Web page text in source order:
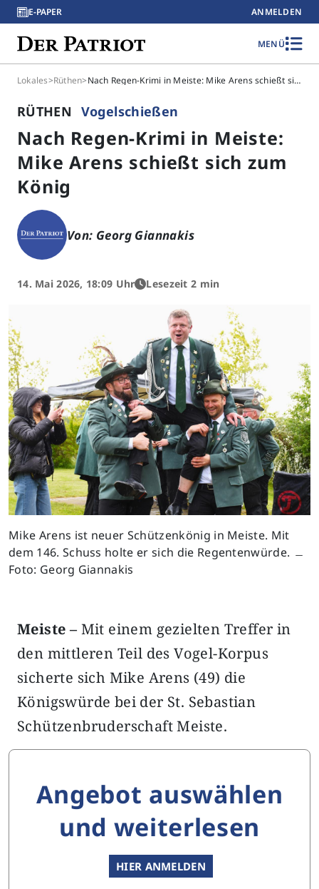
E-PAPER ANMELDEN
MENÜ
Lokales>Rüthen> Nach Regen-Krimi in Meiste: Mike Arens schießt sich zum König
RÜTHEN Vogelschießen
Nach Regen-Krimi in Meiste:
Mike Arens schießt sich zum
König
Von: Georg Giannakis
14. Mai 2026, 18:09 Uhr Lesezeit 2 min
Mike Arens ist neuer Schützenkönig in Meiste. Mit
dem 146. Schuss holte er sich die Regentenwürde. ﹘
Foto: Georg Giannakis
Meiste – Mit einem gezielten Treffer in
den mittleren Teil des Vogel-Korpus
sicherte sich Mike Arens (49) die
Königswürde bei der St. Sebastian
Schützenbruderschaft Meiste.
Angebot auswählen
und weiterlesen
HIER ANMELDEN